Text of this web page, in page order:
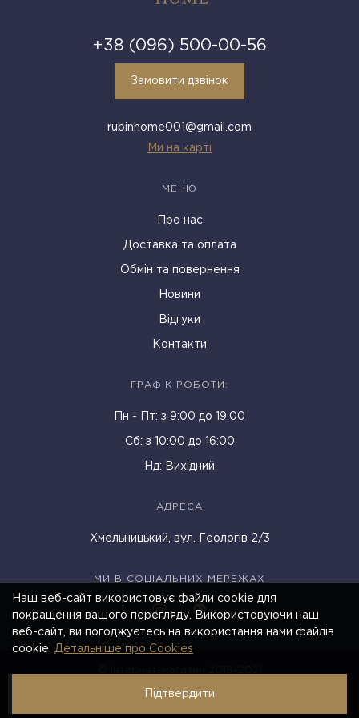
+38 (096) 500-00-56
Замовити дзвінок
rubinhome001@gmail.com
Ми на карті
МЕНЮ
Про нас
Доставка та оплата
Обмін та повернення
Новини
Відгуки
Контакти
ГРАФІК РОБОТИ:
Пн - Пт: з 9:00 до 19:00
Cб: з 10:00 до 16:00
Нд: Вихідний
АДРЕСА
Хмельницький, вул. Геологів 2/3
МИ В СОЦІАЛЬНИХ МЕРЕЖАХ
Наш веб-сайт використовує файли cookie для
покращення вашого перегляду. Використовуючи наш
веб-сайт, ви погоджуєтесь на використання нами файлів
cookie. Детальніше про Cookies
Підтвердити